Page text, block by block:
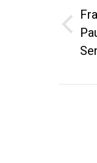
Post